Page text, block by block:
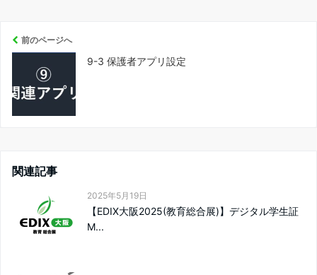
前のページへ
9-3 保護者アプリ設定
関連記事
2025年5月19日
【EDIX大阪2025(教育総合展)】デジタル学生証
M...